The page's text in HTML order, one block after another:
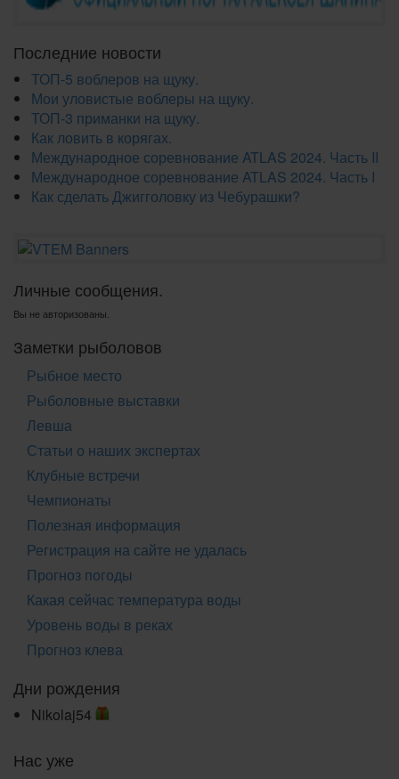
Последние новости
ТОП-5 воблеров на щуку.
Мои уловистые воблеры на щуку.
ТОП-3 приманки на щуку.
Как ловить в корягах.
Международное соревнование ATLAS 2024. Часть II
Международное соревнование ATLAS 2024. Часть I
Как сделать Джигголовку из Чебурашки?
Личные сообщения.
Вы не авторизованы.
Заметки рыболовов
Рыбное место
Рыболовные выставки
Левша
Статьи о наших экспертах
Клубные встречи
Чемпионаты
Полезная информация
Регистрация на сайте не удалась
Прогноз погоды
Какая сейчас температура воды
Уровень воды в реках
Прогноз клева
Дни рождения
Nikolaj54
Нас уже